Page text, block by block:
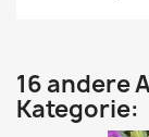
16 andere
Kategorie: